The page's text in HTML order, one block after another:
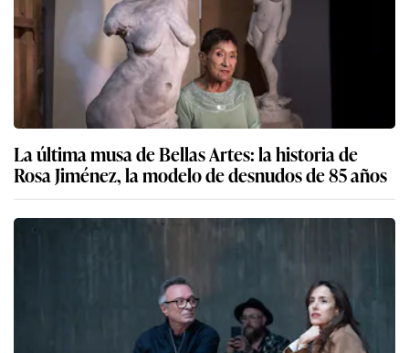
La última musa de Bellas Artes: la historia de
Rosa Jiménez, la modelo de desnudos de 85 años